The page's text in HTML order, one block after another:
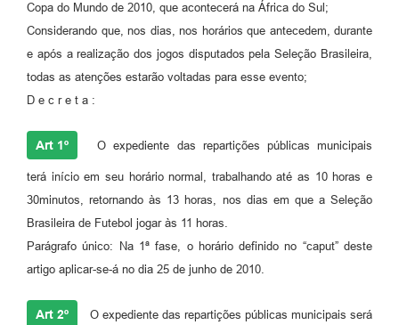
Copa do Mundo de 2010, que acontecerá na África do Sul;
Considerando que, nos dias, nos horários que antecedem, durante
e após a realização dos jogos disputados pela Seleção Brasileira,
todas as atenções estarão voltadas para esse evento;
D e c r e t a :
Art 1º O expediente das repartições públicas municipais
terá início em seu horário normal, trabalhando até as 10 horas e
30minutos, retornando às 13 horas, nos dias em que a Seleção
Brasileira de Futebol jogar às 11 horas.
Parágrafo único: Na 1ª fase, o horário definido no “caput” deste
artigo aplicar-se-á no dia 25 de junho de 2010.
Art 2º O expediente das repartições públicas municipais será